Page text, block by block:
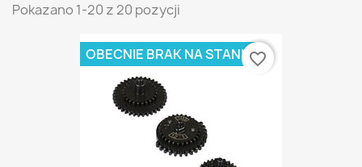
Pokazano 1-20 z 20 pozycji
OBECNIE BRAK NA STANIEfavorite_border